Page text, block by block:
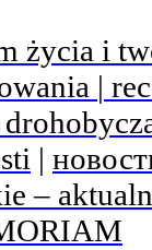
życia i
|
|
–